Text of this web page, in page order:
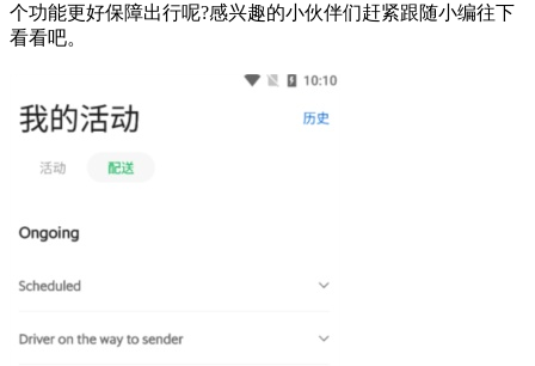
个功能更好保障出行呢?感兴趣的小伙伴们赶紧跟随小编往下
看看吧。